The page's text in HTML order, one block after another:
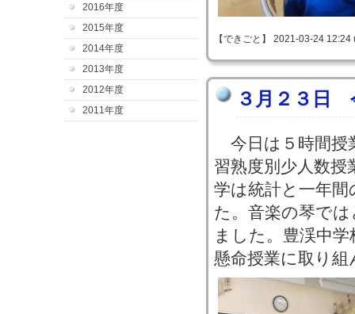
2016年度
2015年度
2014年度
2013年度
2012年度
2011年度
【できごと】 2021-03-24
３月２３日
今日は５時間授
習熟度別少人数
学は統計と一年
た。音楽の琴で
ました。豊渓中
懸命授業に取り